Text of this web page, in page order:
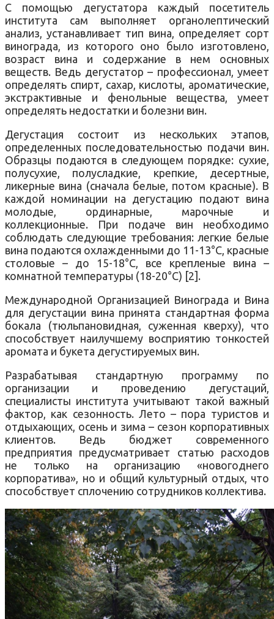
С помощью дегустатора каждый посетитель
института сам выполняет органолептический
анализ, устанавливает тип вина, определяет сорт
винограда, из которого оно было изготовлено,
возраст вина и содержание в нем основных
веществ. Ведь дегустатор – профессионал, умеет
определять спирт, сахар, кислоты, ароматические,
экстрактивные и фенольные вещества, умеет
определять недостатки и болезни вин.
Дегустация состоит из нескольких этапов,
определенных последовательностью подачи вин.
Образцы подаются в следующем порядке: сухие,
полусухие, полусладкие, крепкие, десертные,
ликерные вина (сначала белые, потом красные). В
каждой номинации на дегустацию подают вина
молодые, ординарные, марочные и
коллекционные. При подаче вин необходимо
соблюдать следующие требования: легкие белые
вина подаются охлажденными до 11-13°С, красные
столовые – до 15-18°С, все крепленые вина –
комнатной температуры (18-20°С) [2].
Международной Организацией Винограда и Вина
для дегустации вина принята стандартная форма
бокала (тюльпановидная, суженная кверху), что
способствует наилучшему восприятию тонкостей
аромата и букета дегустируемых вин.
Разрабатывая стандартную программу по
организации и проведению дегустаций,
специалисты института учитывают такой важный
фактор, как сезонность. Лето – пора туристов и
отдыхающих, осень и зима – сезон корпоративных
клиентов. Ведь бюджет современного
предприятия предусматривает статью расходов
не только на организацию «новогоднего
корпоратива», но и общий культурный отдых, что
способствует сплочению сотрудников коллектива.